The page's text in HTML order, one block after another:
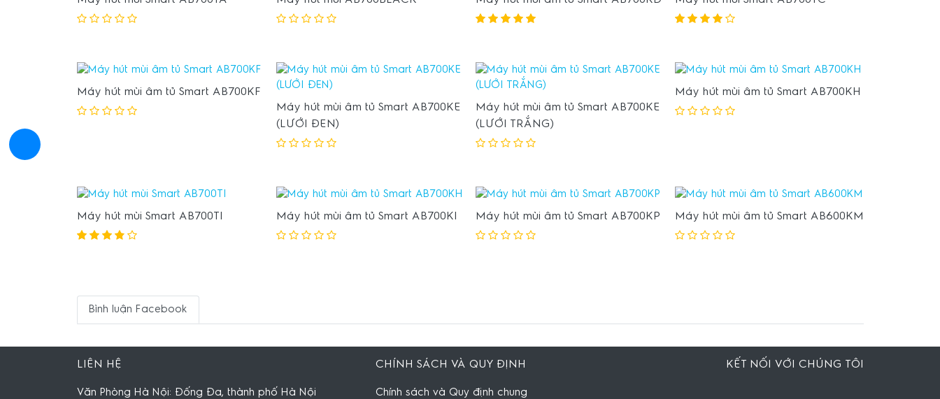
Máy hút mùi âm tủ Smart AB700KF
Máy hút mùi âm tủ Smart AB700KE
(LƯỚI ĐEN)
Máy hút mùi âm tủ Smart AB700KE
(LƯỚI TRẮNG)
Máy hút mùi âm tủ Smart AB700KH
Máy hút mùi Smart AB700TI Máy hút mùi âm tủ Smart AB700KI Máy hút mùi âm tủ Smart AB700KP Máy hút mùi âm tủ Smart AB600KM
Bình luận Facebook
LIÊN HỆ
Văn Phòng Hà Nội: Đống Đa, thành phố Hà Nội
CHÍNH SÁCH VÀ QUY ĐỊNH
Chính sách và Quy định chung
KẾT NỐI VỚI CHÚNG TÔI